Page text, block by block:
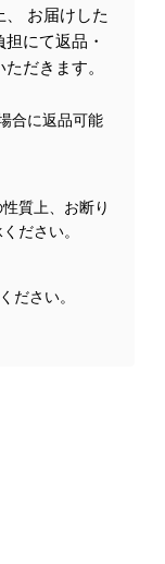
お届けした
にて返品・
だきます。
合に返品可能
質上、お断り
ださい。
ださい。